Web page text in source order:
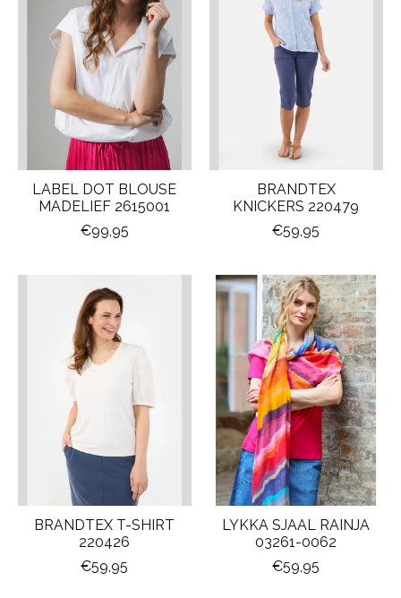
LABEL DOT BLOUSE
MADELIEF 2615001
€99,95
BRANDTEX
KNICKERS 220479
€59,95
BRANDTEX T-SHIRT
220426
€59,95
LYKKA SJAAL RAINJA
03261-0062
€59,95